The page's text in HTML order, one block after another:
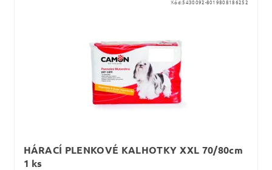
Kód:5430092-8019808186252
HÁRACÍ PLENKOVÉ KALHOTKY XXL 70/80cm
1 ks